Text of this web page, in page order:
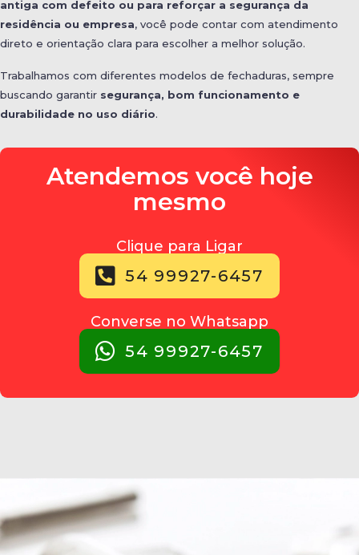
antiga com defeito ou para reforçar a segurança da
residência ou empresa, você pode contar com atendimento
direto e orientação clara para escolher a melhor solução.
Trabalhamos com diferentes modelos de fechaduras, sempre
buscando garantir segurança, bom funcionamento e
durabilidade no uso diário.
Atendemos você hoje
mesmo
Clique para Ligar
54 99927-6457
Converse no Whatsapp
54 99927-6457